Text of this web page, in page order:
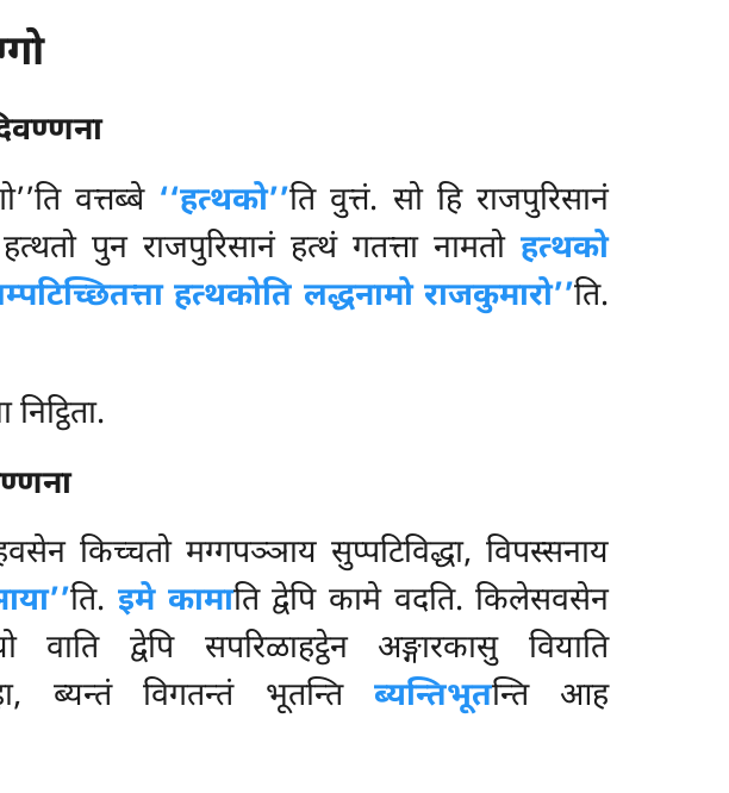
वत्तब्बे ‘‘हत्थको’’ति वुत्तं. सो हि राजपुरिसानं
पुन राजपुरिसानं हत्थं गतत्ता नामतोहत्थको
हत्थकोति लद्धनामो राजकुमारो’’ति.
किच्चतो मग्गपञ्ञाय सुप्पटिविद्धा, विपस्सनाय
ति. इमे कामाति द्वेपि कामे वदति. किलेसवसेन
वाति द्वेपि सपरिळाहट्ठेन अङ्गारकासु वियाति
ब्यन्तं विगतन्तं भूतन्ति ब्यन्तिभूतन्ति आह